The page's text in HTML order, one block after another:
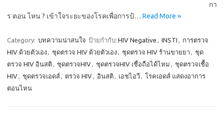
กา
ร ตอน ไหน ? เข้าใจระยะของโรคเพื่อการป้… Read More »
Category: บทความน่าสนใจ ป้ายกำกับ: HIV Negative , INSTI , การตรวจ
HIV ด้วยตัวเอง, ชุดตรวจ HIV ด้วยตัวเอง, ชุดตรวจ HIV ร้านขายยา , ชุด
ตรวจ HIV อินสติ, ชุดตรวจHIV, ชุดตรวจHIV เชื่อถือได้ไหม , ชุดตรวจเชื้อ
HIV, ชุดตรวจเอดส์, ตรวจ HIV, อินสติ, เอชไอวี, โรคเอดส์ แสดงอาการ
ตอนไหน